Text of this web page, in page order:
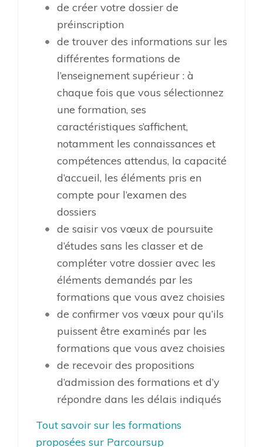
de créer votre dossier de
préinscription
de trouver des informations sur les
différentes formations de
l’enseignement supérieur : à
chaque fois que vous sélectionnez
une formation, ses
caractéristiques s’affichent,
notamment les connaissances et
compétences attendus, la capacité
d’accueil, les éléments pris en
compte pour l’examen des
dossiers
de saisir vos vœux de poursuite
d’études sans les classer et de
compléter votre dossier avec les
éléments demandés par les
formations que vous avez choisies
de confirmer vos vœux pour qu’ils
puissent être examinés par les
formations que vous avez choisies
de recevoir des propositions
d’admission des formations et d’y
répondre dans les délais indiqués
Tout savoir sur les formations
proposées sur Parcoursup